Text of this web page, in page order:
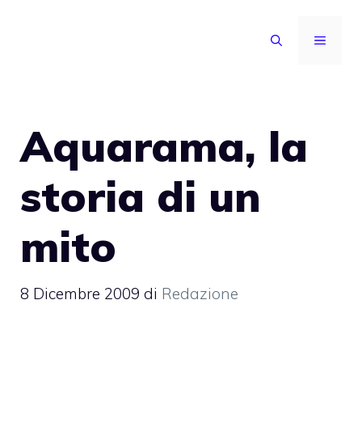
MENU
Aquarama, la
storia di un
mito
8 Dicembre 2009 di Redazione